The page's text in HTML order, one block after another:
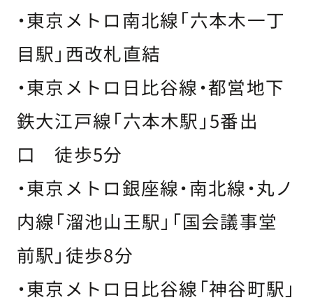
・東京メトロ南北線「六本木一丁
目駅」西改札直結
・東京メトロ日比谷線・都営地下
鉄大江戸線「六本木駅」5番出
口 徒歩5分
・東京メトロ銀座線・南北線・丸ノ
内線「溜池山王駅」「国会議事堂
前駅」徒歩8分
・東京メトロ日比谷線「神谷町駅」